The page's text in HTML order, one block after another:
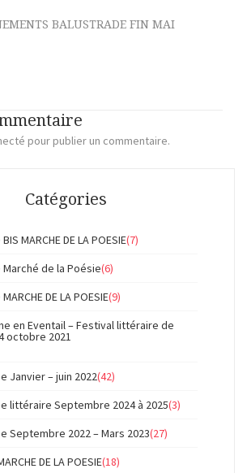
BALUSTRADE FIN MAI
pour publier un commentaire.
Catégories
MARCHE DE LA POESIE(7)
Marché de la Poésie(6)
DE LA POESIE(9)
en Eventail – Festival littéraire de
octobre 2021
Janvier – juin 2022(42)
littéraire Septembre 2024 à 2025(3)
Septembre 2022 – Mars 2023(27)
DE LA POESIE(18)